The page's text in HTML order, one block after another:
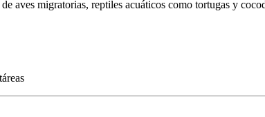
aves migratorias, reptiles acuáticos como tortugas y